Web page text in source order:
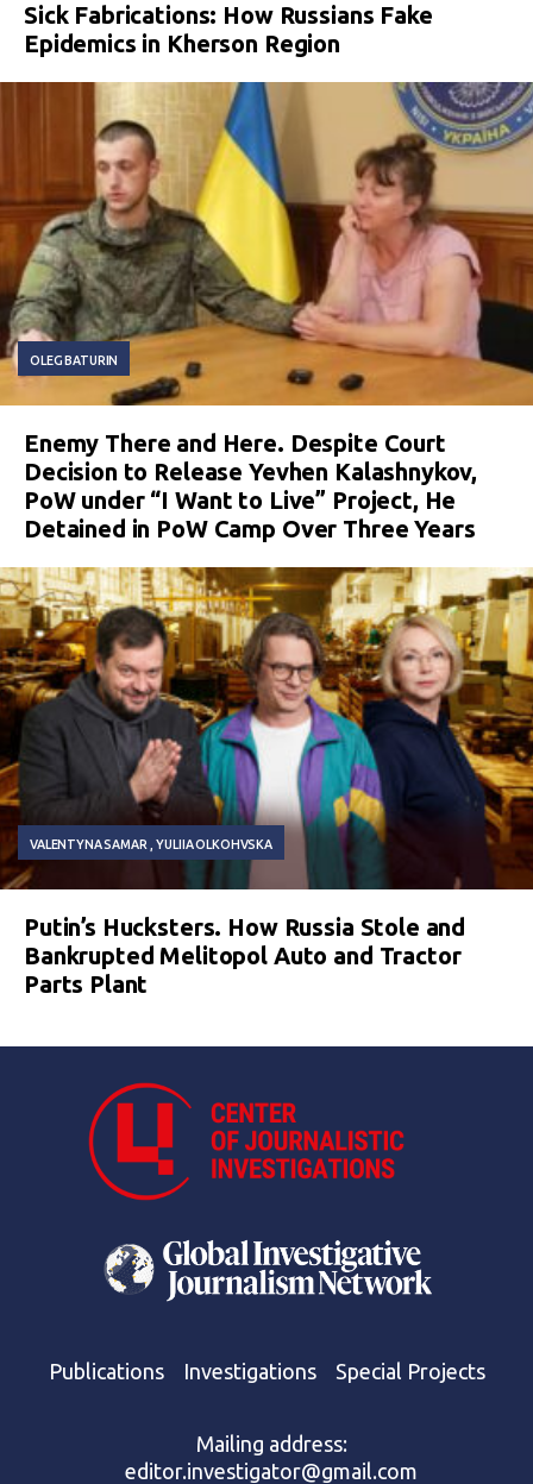
Sick Fabrications: How Russians Fake
Epidemics in Kherson Region
OLEG BATURIN
Enemy There and Here. Despite Court
Decision to Release Yevhen Kalashnykov,
PoW under “I Want to Live” Project, He
Detained in PoW Camp Over Three Years
VALENTYNA SAMAR YULIIA OLKOHVSKA
Putin’s Hucksters. How Russia Stole and
Bankrupted Melitopol Auto and Tractor
Parts Plant
Publications Investigations Special Projects
Mailing address:
editor.investigator@gmail.com